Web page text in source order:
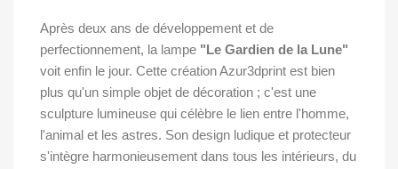
Après deux ans de développement et de
perfectionnement, la lampe "Le Gardien de la Lune"
voit enfin le jour. Cette création Azur3dprint est bien
plus qu'un simple objet de décoration ; c'est une
sculpture lumineuse qui célèbre le lien entre l'homme,
l'animal et les astres. Son design ludique et protecteur
s'intègre harmonieusement dans tous les intérieurs, du